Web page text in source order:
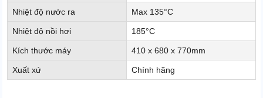
Nhiệt độ nước ra Max 135°C
Nhiệt độ nồi hơi 185°C
Kích thước máy 410 x 680 x 770mm
Xuất xứ Chính hãng